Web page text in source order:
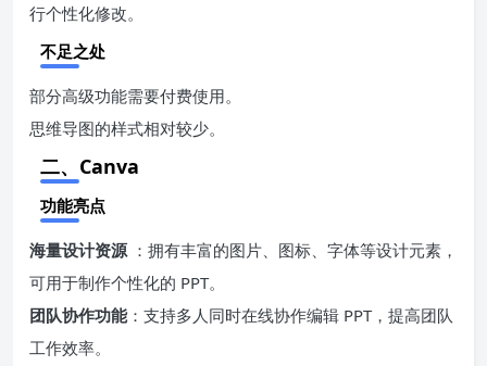
行个性化修改。
不足之处
部分高级功能需要付费使用。
思维导图的样式相对较少。
二、Canva
功能亮点
海量设计资源 ：拥有丰富的图片、图标、字体等设计元素，
可用于制作个性化的 PPT。
团队协作功能：支持多人同时在线协作编辑 PPT，提高团队
工作效率。